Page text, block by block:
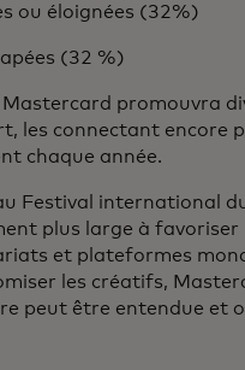
ou éloignées (32%)
(32 %)
promouvra
les connectant encore
chaque année.
Festival international
plus large à favoriser
et plateformes
les créatifs,
peut être entendue et